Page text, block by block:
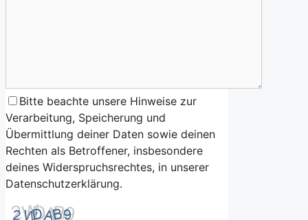
Bitte beachte unsere Hinweise zur
Verarbeitung, Speicherung und
Übermittlung deiner Daten sowie deinen
Rechten als Betroffener, insbesondere
deines Widerspruchsrechtes, in unserer
Datenschutzerklärung.